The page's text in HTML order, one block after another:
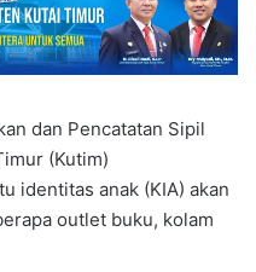
dan Pencatatan Sipil
(Kutim)
identitas anak (KIA) akan
outlet buku, kolam